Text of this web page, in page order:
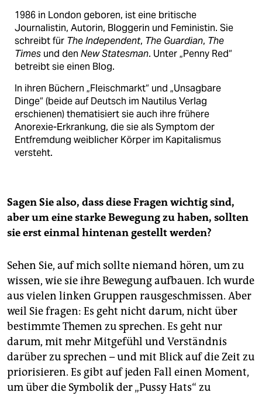
1986 in London geboren, ist eine britische
Journalistin, Autorin, Bloggerin und Feministin. Sie
schreibt für The Independent, The Guardian, The
Times und den New Statesman. Unter „Penny Red“
betreibt sie einen Blog.
In ihren Büchern „Fleischmarkt“ und „Unsagbare
Dinge“ (beide auf Deutsch im Nautilus Verlag
erschienen) thematisiert sie auch ihre frühere
Anorexie-Erkrankung, die sie als Symptom der
Entfremdung weiblicher Körper im Kapitalismus
versteht.
Sagen Sie also, dass diese Fragen wichtig sind,
aber um eine starke Bewegung zu haben, sollten
sie erst einmal hintenan gestellt werden?
Sehen Sie, auf mich sollte niemand hören, um zu
wissen, wie sie ihre Bewegung aufbauen. Ich wurde
aus vielen linken Gruppen rausgeschmissen. Aber
weil Sie fragen: Es geht nicht darum, nicht über
bestimmte Themen zu sprechen. Es geht nur
darum, mit mehr Mitgefühl und Verständnis
darüber zu sprechen – und mit Blick auf die Zeit zu
priorisieren. Es gibt auf jeden Fall einen Moment,
um über die Symbolik der „Pussy Hats“ zu